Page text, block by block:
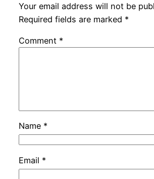
Your email address will not be
Required fields are marked *
Comment *
Name *
Email *